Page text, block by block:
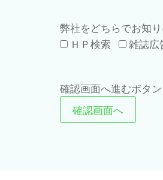
弊社をどちらでお知
ＨＰ検索
雑誌広
確認画面へ進むボタン